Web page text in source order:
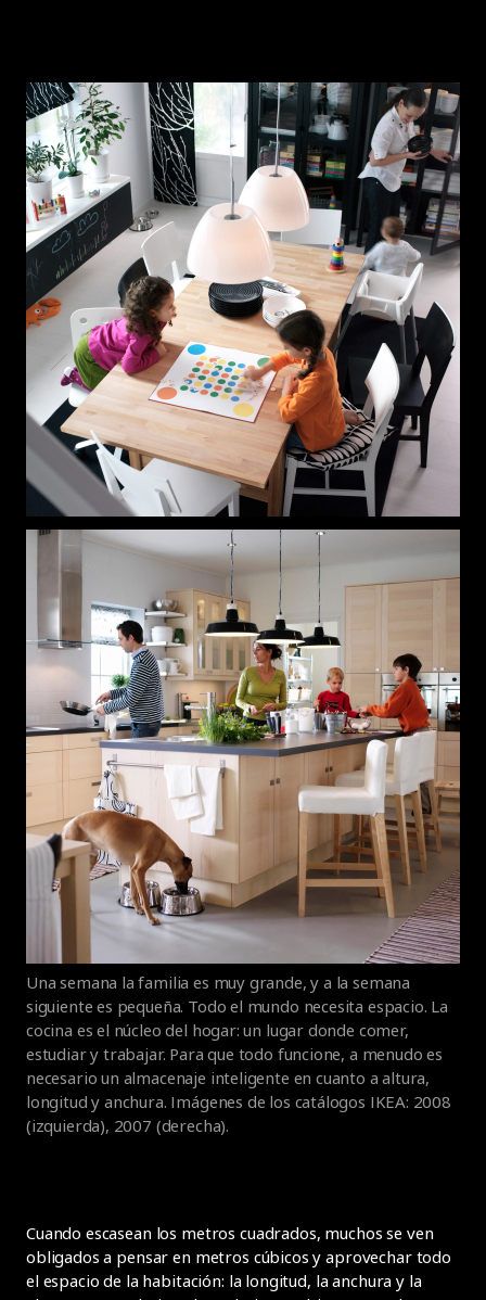
Una semana la familia es muy grande, y a la semana
siguiente es pequeña. Todo el mundo necesita espacio. La
cocina es el núcleo del hogar: un lugar donde comer,
estudiar y trabajar. Para que todo funcione, a menudo es
necesario un almacenaje inteligente en cuanto a altura,
longitud y anchura. Imágenes de los catálogos IKEA: 2008
(izquierda), 2007 (derecha).
Cuando escasean los metros cuadrados, muchos se ven
obligados a pensar en metros cúbicos y aprovechar todo
el espacio de la habitación: la longitud, la anchura y la